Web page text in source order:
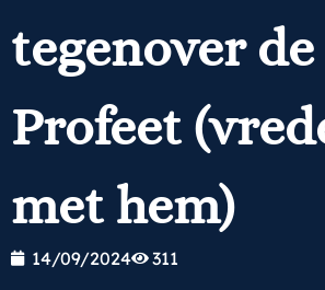
tegenover de
Profeet
met hem)
14/09/2024 311